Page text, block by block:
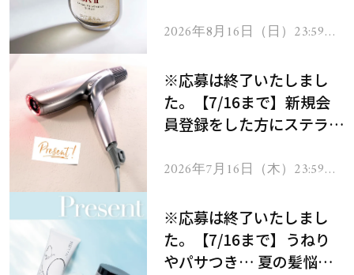
2026年8月16日（日）23:59ま
※応募は終了いたしまし
た。【7/16まで】新規会
員登録をした方にステラボ
ヘアドライヤー ジュエル
2026年7月16日（木）23:59ま
※応募は終了いたしまし
た。【7/16まで】うねり
やパサつき… 夏の髪悩み